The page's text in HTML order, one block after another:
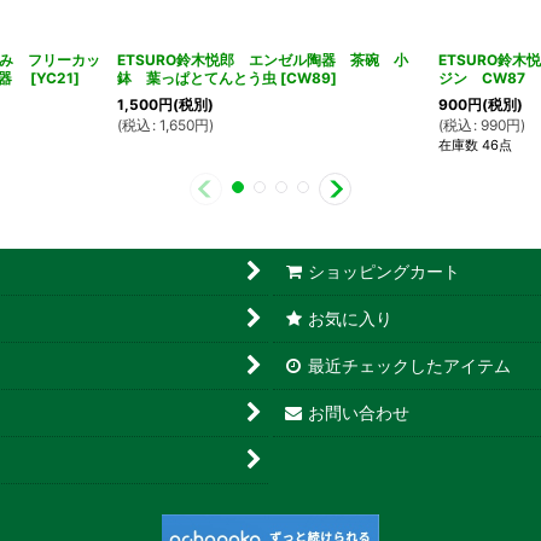
フリーカッ
[YC21]
ETSURO鈴木悦郎 エンゼル陶器 茶碗 小
鉢 葉っぱとてんとう虫 [CW89]
1,500円(税別)
(税込 : 1,650円)
ETSURO鈴
ジン CW87
900円(税別)
(税込 : 990円)
在庫数 46点
ショッピングカート
お気に入り
最近チェックしたアイテム
お問い合わせ